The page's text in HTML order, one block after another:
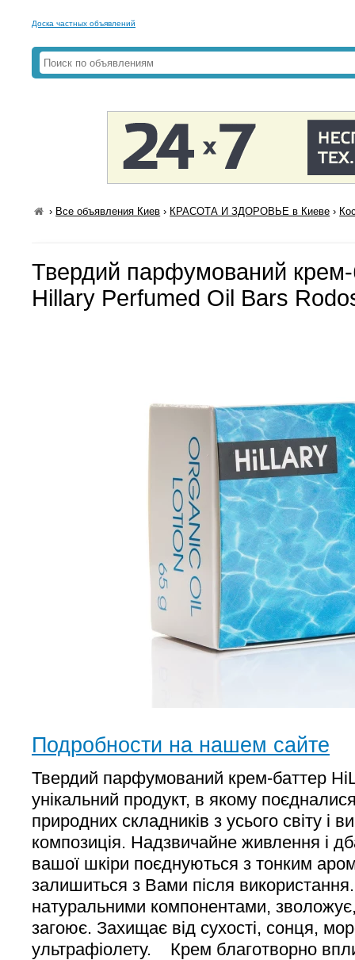
Доска частных объявлений
› Все объявления Киев › КРАСОТА И ЗДОРОВЬЕ в Киеве ›
Твердий парфумований крем-
Hillary Pеrfumed Oil Bars
Подробности на нашем сайте
Твердий парфумований крем-баттер
унікальний продукт, в якому
природних складників з усього світу і
композиція. Надзвичайне живлення і
вашої шкіри поєднуються з тонким
залишиться з Вами після
натуральними компонентами,
загоює. Захищає від сухості, сонця,
ультрафіолету. Крем благотворно